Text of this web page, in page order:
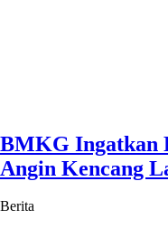
BMKG Ingatkan
Angin Kencang
Berita